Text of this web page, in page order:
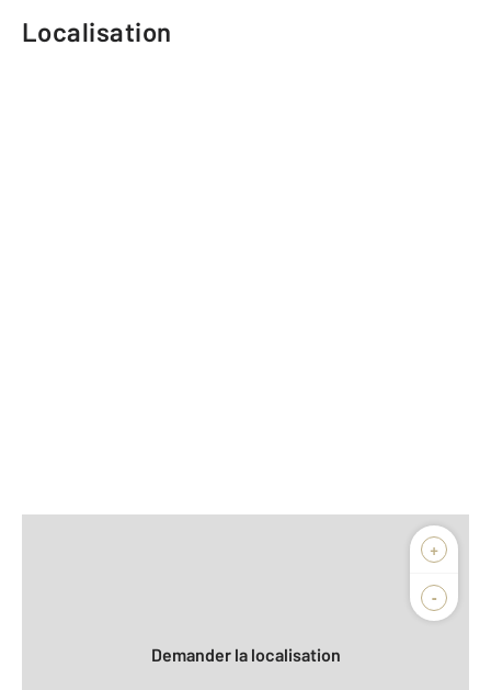
Localisation
+
-
Biens vendus
Demander la localisation